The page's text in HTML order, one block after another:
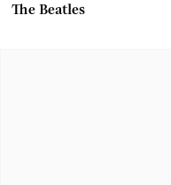
The Beatles